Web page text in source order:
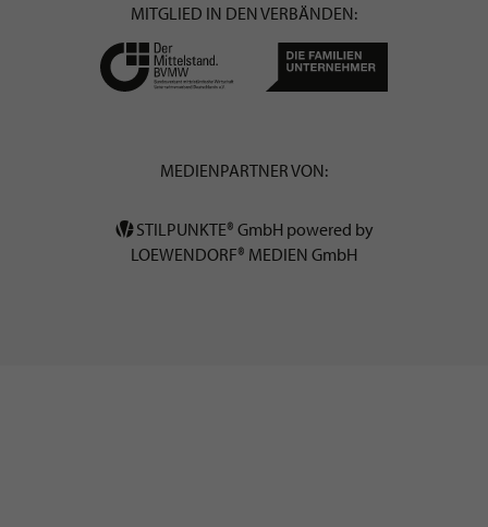
MITGLIED IN DEN VERBÄNDEN:
MEDIENPARTNER VON:
STILPUNKTE® GmbH powered by
LOEWENDORF® MEDIEN GmbH